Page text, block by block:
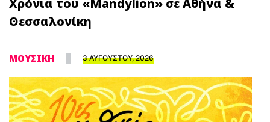
Θεσσαλονίκη
ΜΟΥΣΙΚΗ 3 ΑΥΓΟΥΣΤΟΥ, 2026